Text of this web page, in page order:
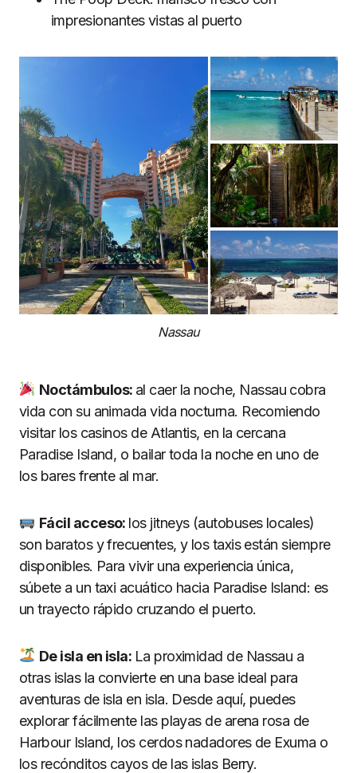
impresionantes vistas al puerto
Nassau
Noctámbulos: al caer la noche, Nassau cobra
vida con su animada vida nocturna. Recomiendo
visitar los casinos de Atlantis, en la cercana
Paradise Island, o bailar toda la noche en uno de
los bares frente al mar.
Fácil acceso: los jitneys (autobuses locales)
son baratos y frecuentes, y los taxis están siempre
disponibles. Para vivir una experiencia única,
súbete a un taxi acuático hacia Paradise Island: es
un trayecto rápido cruzando el puerto.
De isla en isla: La proximidad de Nassau a
otras islas la convierte en una base ideal para
aventuras de isla en isla. Desde aquí, puedes
explorar fácilmente las playas de arena rosa de
Harbour Island, los cerdos nadadores de Exuma o
los recónditos cayos de las islas Berry.